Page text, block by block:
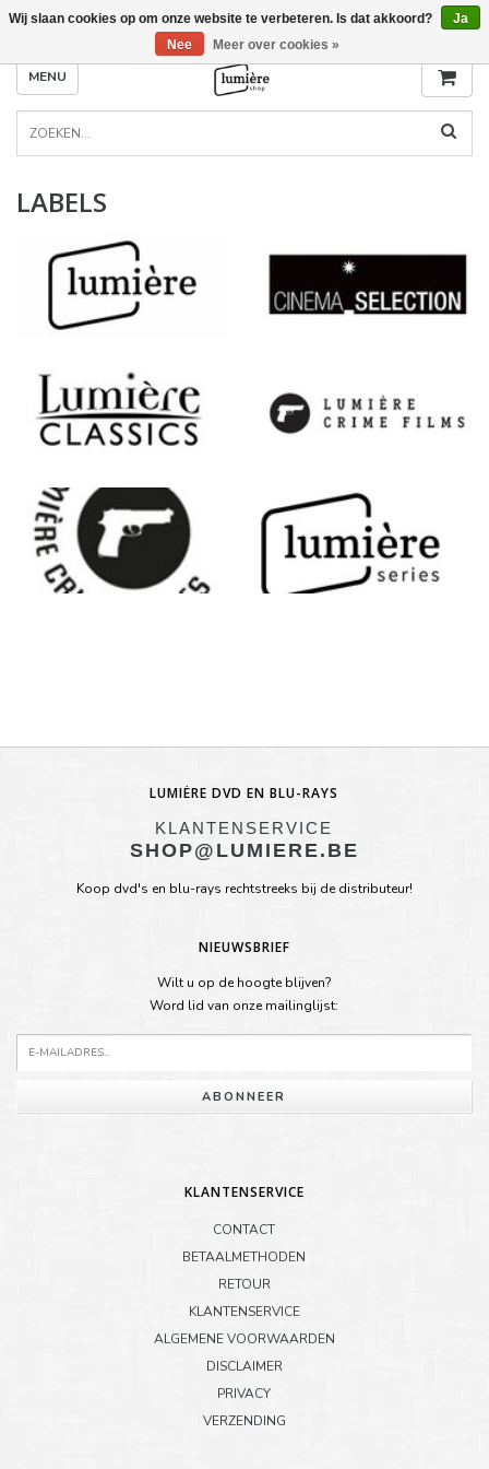
MENU
LABELS
LUMIÈRE DVD EN BLU-RAYS
KLANTENSERVICE
SHOP@LUMIERE.BE
Koop dvd's en blu-rays rechtstreeks bij de distributeur!
NIEUWSBRIEF
Wilt u op de hoogte blijven?
Word lid van onze mailinglijst:
ABONNEER
KLANTENSERVICE
CONTACT
BETAALMETHODEN
RETOUR
KLANTENSERVICE
ALGEMENE VOORWAARDEN
DISCLAIMER
PRIVACY
VERZENDING
Wij slaan cookies op om onze website te verbeteren. Is dat akkoord?
Ja
Nee
Meer over cookies »